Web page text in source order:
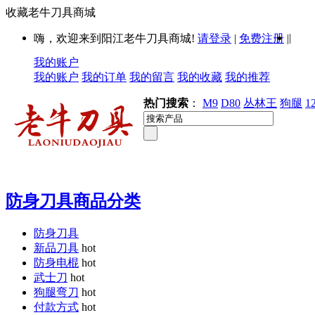
收藏老牛刀具商城
嗨，欢迎来到阳江老牛刀具商城! 请登录 | 免费注册 ||
我的账户
我的账户 我的订单 我的留言 我的收藏 我的推荐
热门搜索 ： M9 D80 丛林王 狗腿
防身刀具商品分类
防身刀具
新品刀具 hot
防身电棍 hot
武士刀 hot
狗腿弯刀 hot
付款方式 hot